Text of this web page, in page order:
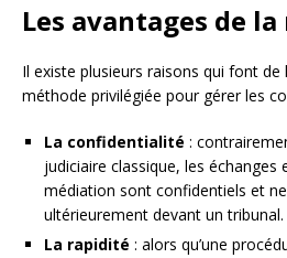
Les avantages de
Il existe plusieurs raisons qui font de
méthode privilégiée pour gérer les
La confidentialité :
judiciaire classique, les échanges
médiation sont confidentiels et
ultérieurement devant un tribunal.
La rapidité : alors qu’une